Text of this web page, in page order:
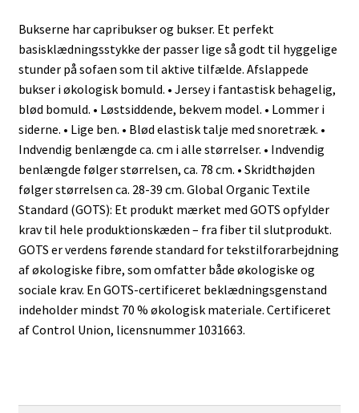
Bukserne har capribukser og bukser. Et perfekt
basisklædningsstykke der passer lige så godt til hyggelige
stunder på sofaen som til aktive tilfælde. Afslappede
bukser i økologisk bomuld. • Jersey i fantastisk behagelig,
blød bomuld. • Løstsiddende, bekvem model. • Lommer i
siderne. • Lige ben. • Blød elastisk talje med snoretræk. •
Indvendig benlængde ca. cm i alle størrelser. • Indvendig
benlængde følger størrelsen, ca. 78 cm. • Skridthøjden
følger størrelsen ca. 28-39 cm. Global Organic Textile
Standard (GOTS): Et produkt mærket med GOTS opfylder
krav til hele produktionskæden – fra fiber til slutprodukt.
GOTS er verdens førende standard for tekstilforarbejdning
af økologiske fibre, som omfatter både økologiske og
sociale krav. En GOTS-certificeret beklædningsgenstand
indeholder mindst 70 % økologisk materiale. Certificeret
af Control Union, licensnummer 1031663.